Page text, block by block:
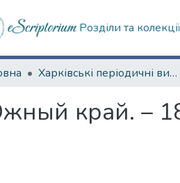
Розділи та колекції
Харківські періодичні видання
край. –